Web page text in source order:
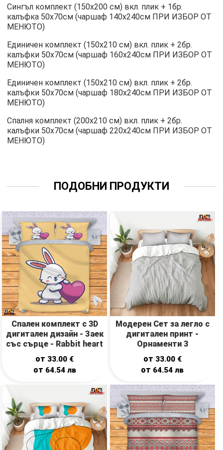
Сингъл комплект (150х200 см) вкл. плик + 1бр.
калъфка 50х70см (чаршаф 140х240см ПРИ ИЗБОР ОТ
МЕНЮТО)
Единичен комплект (150х210 см) вкл. плик + 2бр.
калъфки 50х70см (чаршаф 160х240см ПРИ ИЗБОР ОТ
МЕНЮТО)
Единичен комплект (150х210 см) вкл. плик + 2бр.
калъфки 50х70см (чаршаф 180х240см ПРИ ИЗБОР ОТ
МЕНЮТО)
Спалня комплект (200х210 см) вкл. плик + 2бр.
калъфки 50х70см (чаршаф 220х240см ПРИ ИЗБОР ОТ
МЕНЮТО)
ПОДОБНИ ПРОДУКТИ
Спален комплект с 3D
дигитален дизайн - Заек
със сърце - Rabbit heart
от 33.00 €
от 64.54 лв
Модерен Сет за легло с
дигитален принт -
Орнаменти 3
от 33.00 €
от 64.54лв